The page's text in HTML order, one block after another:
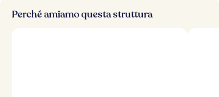
Perché amiamo questa struttura